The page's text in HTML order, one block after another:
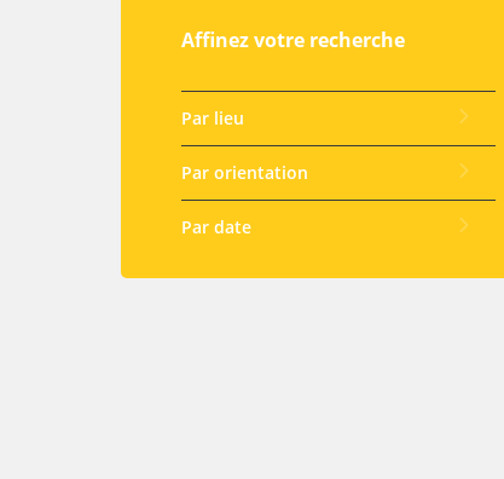
Affinez votre recherche
Par lieu
Par orientation
Par date